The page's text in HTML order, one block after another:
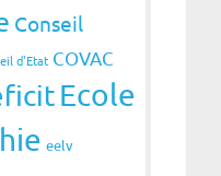
Conseil
d'Etat COVAC
Ecole
eelv